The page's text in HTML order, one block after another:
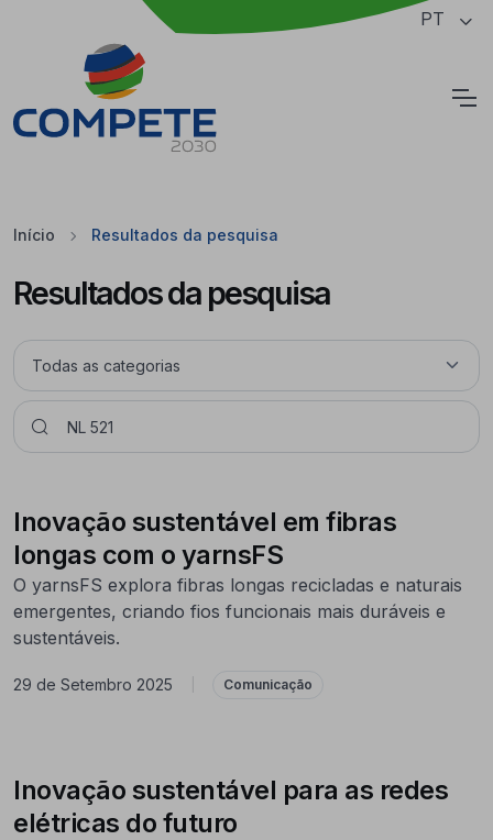
Saltar para o conteúdo principal da página PT
Início Resultados da pesquisa
Resultados da pesquisa
Inovação sustentável em fibras
longas com o yarnsFS
O yarnsFS explora fibras longas recicladas e naturais
emergentes, criando fios funcionais mais duráveis e
sustentáveis.
29 de Setembro 2025 Comunicação
Inovação sustentável para as redes
elétricas do futuro